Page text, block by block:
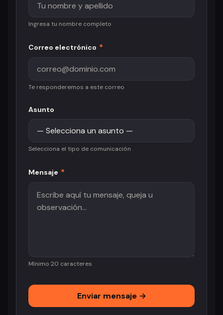
Ingresa tu nombre completo
Correo electrónico *
Te responderemos a este correo
Asunto
Selecciona el tipo de comunicación
Mensaje *
Mínimo 20 caracteres
Enviar mensaje →